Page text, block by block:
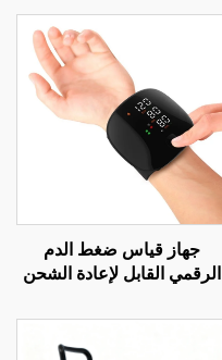
جهاز قياس ضغط الدم
الرقمي القابل لإعادة الشحن
للتليفون الطبي (تيلهيلث)